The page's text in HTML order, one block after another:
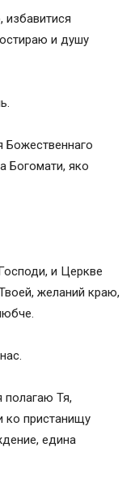
и душу
Богомaти, яко
и Церкве
желaний крaю,
полагaю Тя,
ко пристaнищу
едина